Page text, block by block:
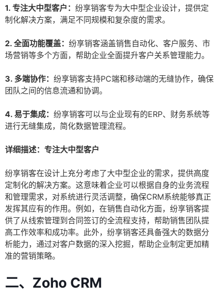
1. 专注大中型客户： 纷享销客专为大中型企业设计，提供定
制化解决方案，满足不同规模和复杂度的需求。
2. 全面功能覆盖： 纷享销客涵盖销售自动化、客户服务、市
场营销等多个方面，帮助企业全面提升客户关系管理能力。
3. 多端协作： 纷享销客支持PC端和移动端的无缝协作，确保
团队之间的信息流通和协调。
4. 易于集成： 纷享销客可以与企业现有的ERP、财务系统等
进行无缝集成，简化数据管理流程。
详细描述：专注大中型客户
纷享销客在设计上充分考虑了大中型企业的需求，提供高度
定制化的解决方案。这意味着企业可以根据自身的业务流程
和管理需求，对系统进行灵活调整，确保CRM系统能够真正
发挥其应有的作用。例如，在销售自动化方面，纷享销客提
供了从线索管理到合同签订的全流程支持，帮助销售团队提
高工作效率和成功率。此外，纷享销客还具备强大的数据分
析能力，通过对客户数据的深入挖掘，帮助企业制定更加精
准的营销策略。
二、Zoho CRM